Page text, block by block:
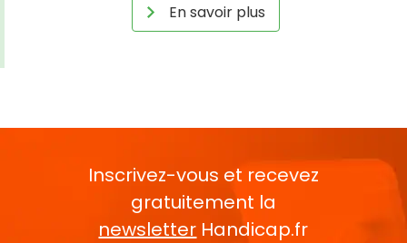
En savoir plus
Inscrivez-vous et recevez
gratuitement la
newsletter Handicap.fr